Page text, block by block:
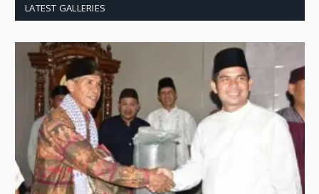
LATEST GALLERIES